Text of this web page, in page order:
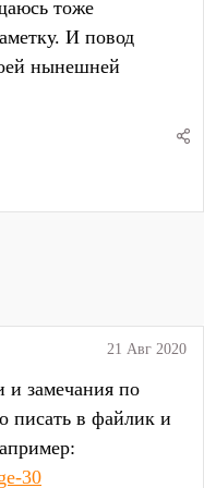
тоже
И повод
нынешней
21 Авг 2020
замечания по
писать в файлик и
30